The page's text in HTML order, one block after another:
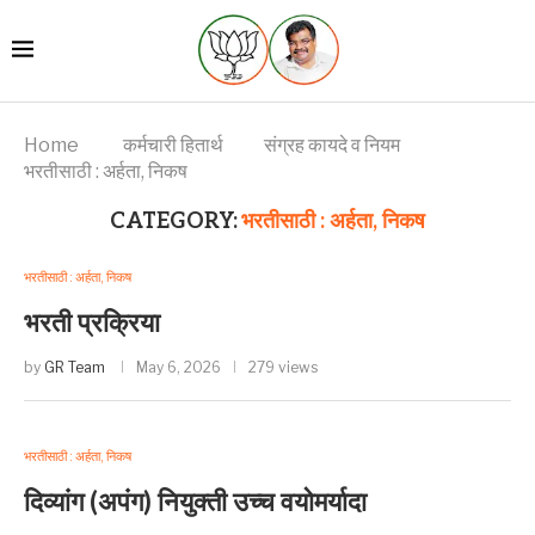
Home कर्मचारी हितार्थ
संग्रह कायदे व नियम
भरतीसाठी : अर्हता, निकष
CATEGORY:भरतीसाठी : अर्हता, निकष
भरतीसाठी : अर्हता, निकष
भरती प्रक्रिया
by GR Team May 6, 2026 279 views
भरतीसाठी : अर्हता, निकष
दिव्यांग (अपंग) नियुक्ती उच्च वयोमर्यादा